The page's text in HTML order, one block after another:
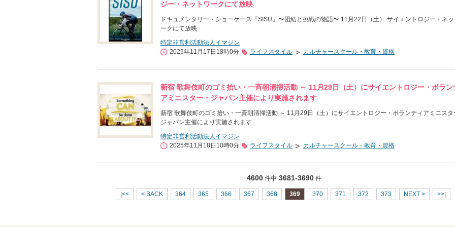
ジー・ネットワークにて放映
ドキュメンタリー・ショーケース『SISU』〜団結と挑戦の物語〜 11月22日（土） サイエントロジー・ネッ
ークにて放映
特定非営利活動法人イマジン
2025年11月17日18時0分
ライフスタイル カルチャースクール・教育・資格
新宿 歌舞伎町のゴミ拾い・一斉朝清掃活動 ～ 11月29日（土）にサイエントロジー・ボラン
アミニスター・ジャパン主催により実施されます
新宿 歌舞伎町のゴミ拾い・一斉朝清掃活動 ～ 11月29日（土）にサイエントロジー・ボランティアミニスタ
ジャパン主催により実施されます
特定非営利活動法人イマジン
2025年11月18日10時0分
ライフスタイル カルチャースクール・教育・資格
4600件中 3681-3690件
|<< < BACK 364 365 366 367 368 369 370 371 372 373 NEXT > >>|